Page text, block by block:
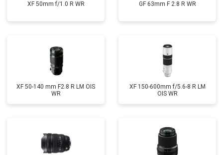
XF 50mm f/1.0 R WR GF 63mm F 2.8 R WR
XF 50-140 mm F2.8 R LM OIS
WR
XF 150-600mm f/5.6-8 R LM
OIS WR